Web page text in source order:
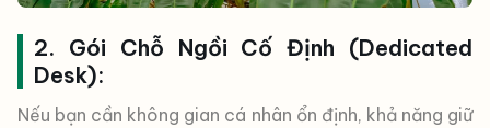
2. Gói Chỗ Ngồi Cố Định (Dedicated
Desk):
Nếu bạn cần không gian cá nhân ổn định, khả năng giữ